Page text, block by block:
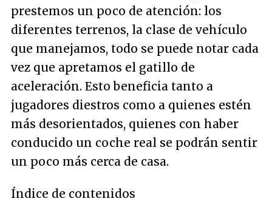
prestemos un poco de atención: los
diferentes terrenos, la clase de vehículo
que manejamos, todo se puede notar cada
vez que apretamos el gatillo de
aceleración. Esto beneficia tanto a
jugadores diestros como a quienes estén
más desorientados, quienes con haber
conducido un coche real se podrán sentir
un poco más cerca de casa.
Índice de contenidos